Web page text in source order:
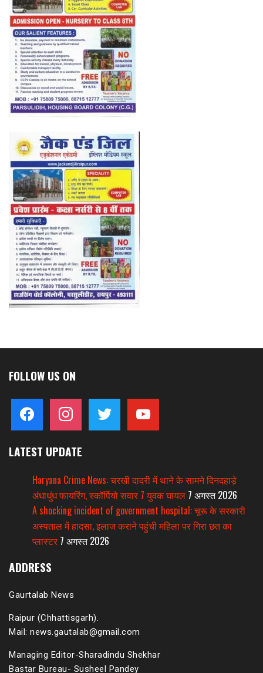
FOLLOW US ON
facebook instagram twitter youtube
LATEST UPDATE
Haryana Crime News: चरखी दादरी में थाने के सामने दिनदहाड़े
अंधाधुंध फायरिंग, स्कॉर्पियो सवार 7 युवक घायल 7 अगस्त 2026
A shocking incident of government hospital: चूरू के सरकारी
अस्पताल में हादसा, इलाज कराने पहुंची महिला पर गिरा छत का
प्लास्टर 7 अगस्त 2026
ADDRESS
Gaurtalab News
Raipur (Chhattisgarh).
Mail: news.gautalab@gmail.com
Managing Editor-Sharadindu Shekhar
Bastar Bureau- Susheel Pandey